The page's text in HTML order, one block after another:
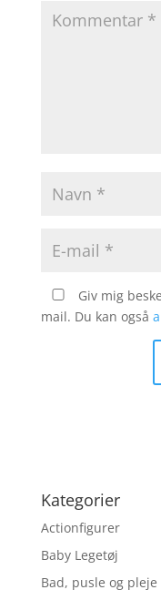
Giv mig
mail. Du kan også
Kategorier
Actionfigurer
Baby Legetøj
Bad, pusle og pleje